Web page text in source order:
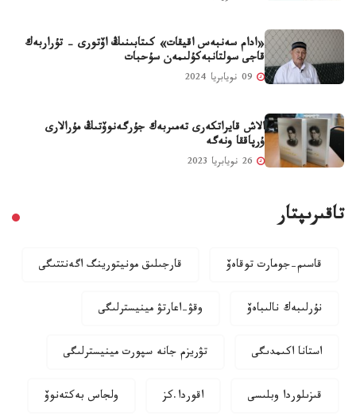
«ادام سەنبەس اقيقات» كىتابىنىڭ اۆتورى - تۇراربەك
قاجى سولتانبەكۇلىمەن سۇحبات
الاش قايراتكەرى تەمىربەك جۇرگەنوۆتىڭ مۇرالارى
ۇرپاققا ونەگە
تاقىرىپتار
قاسىم-جومارت توقاەۆ قارجىلىق مونيتورينگ اگەنتتىگى
نۇرلىبەك نالىباەۆ وقۋ-اعارتۋ مينيسترلىگى
استانا اكىمدىگى تۋريزم جانە سپورت مينيسترلىگى
قىزىلوردا وبلىسى اقوردا.كز ولجاس بەكتەنوۆ